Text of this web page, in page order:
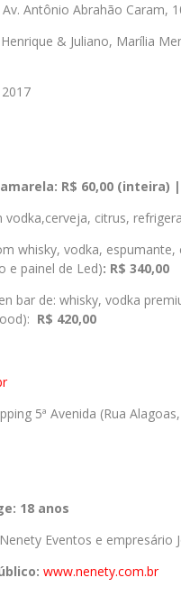
Antônio Abrahão Caram,
Henrique & Juliano, Marília
R$ 60,00 (inteira) |
vodka,cerveja, citrus,
whisky, vodka,
e painel de Led): R$ 340,00
bar de: whisky, vodka
R$ 420,00
5ª Avenida (Rua
18 anos
Eventos e empresário
www.nenety.com.br